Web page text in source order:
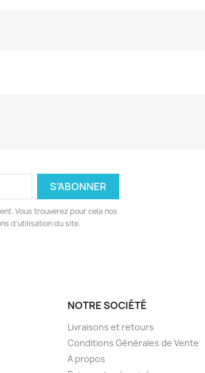
Vous trouverez pour cela nos
d'utilisation du site.
NOTRE SOCIÉTÉ
Livraisons et retours
Conditions Générales de Vente
A propos